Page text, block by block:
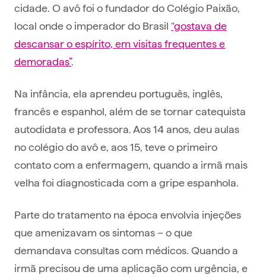
cidade. O avô foi o fundador do Colégio Paixão,
local onde o imperador do Brasil “gostava de
descansar o espírito, em visitas frequentes e
demoradas”.
Na infância, ela aprendeu português, inglês,
francês e espanhol, além de se tornar catequista
autodidata e professora. Aos 14 anos, deu aulas
no colégio do avô e, aos 15, teve o primeiro
contato com a enfermagem, quando a irmã mais
velha foi diagnosticada com a gripe espanhola.
Parte do tratamento na época envolvia injeções
que amenizavam os sintomas – o que
demandava consultas com médicos. Quando a
irmã precisou de uma aplicação com urgência, e